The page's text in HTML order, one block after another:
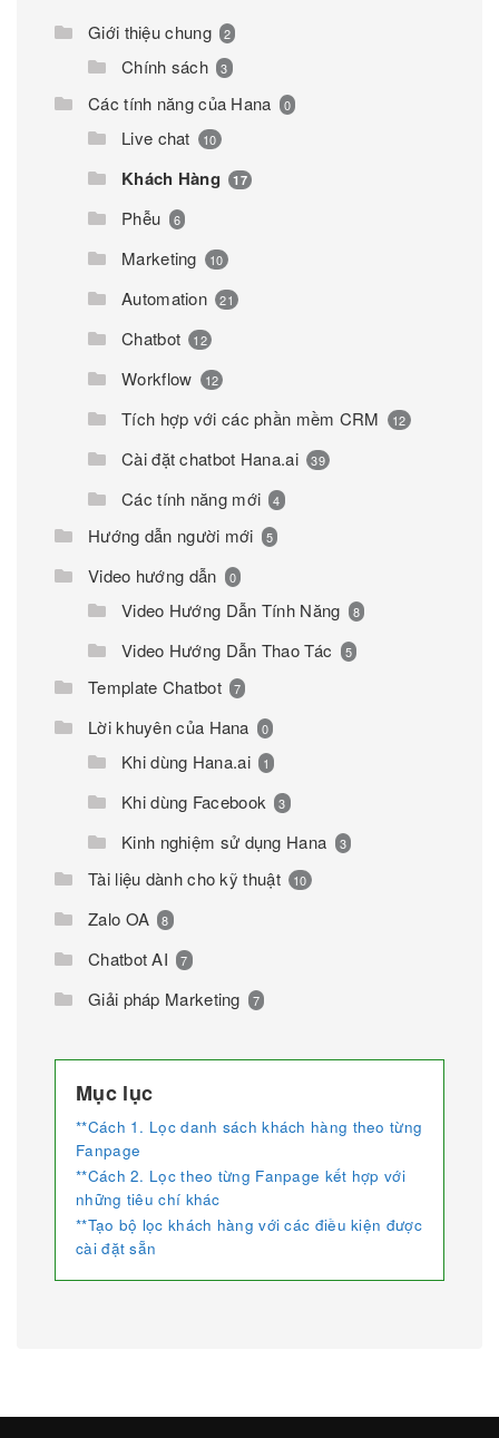
Giới thiệu chung 2
Chính sách 3
Các tính năng của Hana 0
Live chat 10
Khách Hàng 17
Phễu 6
Marketing 10
Automation 21
Chatbot 12
Workflow 12
Tích hợp với các phần mềm CRM 12
Cài đặt chatbot Hana.ai 39
Các tính năng mới 4
Hướng dẫn người mới 5
Video hướng dẫn 0
Video Hướng Dẫn Tính Năng 8
Video Hướng Dẫn Thao Tác 5
Template Chatbot 7
Lời khuyên của Hana 0
Khi dùng Hana.ai 1
Khi dùng Facebook 3
Kinh nghiệm sử dụng Hana 3
Tài liệu dành cho kỹ thuật 10
Zalo OA 8
Chatbot AI 7
Giải pháp Marketing 7
Mục lục
**Cách 1. Lọc danh sách khách hàng theo từng
Fanpage
**Cách 2. Lọc theo từng Fanpage kết hợp với
những tiêu chí khác
**Tạo bộ lọc khách hàng với các điều kiện được
cài đặt sẵn